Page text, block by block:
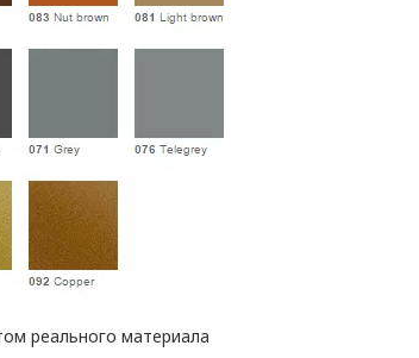
реального материала